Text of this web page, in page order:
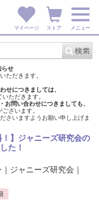
マイページ ストア メニュー
らせ
ただきます。
せにつきましては、
いただきます。
お問い合わせにつきましても、
ざいます。
さいますようお願い申し上げま
！】ジャニーズ研究会の
た！
｜ジャニーズ研究会｜